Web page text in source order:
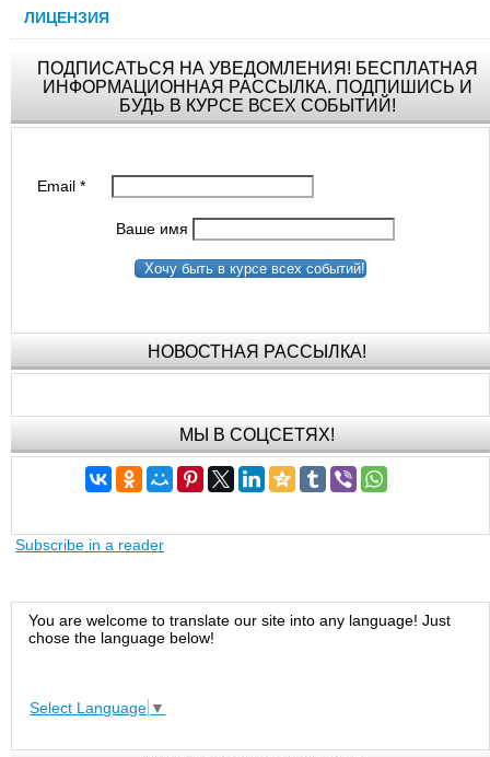
ЛИЦЕНЗИЯ
ПОДПИСАТЬСЯ НА УВЕДОМЛЕНИЯ! БЕСПЛАТНАЯ
ИНФОРМАЦИОННАЯ РАССЫЛКА. ПОДПИШИСЬ И
БУДЬ В КУРСЕ ВСЕХ СОБЫТИЙ!
Email*
Ваше имя
Хочу быть в курсе всех событий!
НОВОСТНАЯ РАССЫЛКА!
МЫ В СОЦСЕТЯХ!
Subscribe in a reader
You are welcome to translate our site into any language! Just
chose the language below!
Select Language ▼